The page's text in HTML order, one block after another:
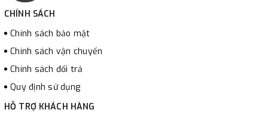
CHÍNH SÁCH
Chính sách bảo mật
Chính sách vận chuyển
Chính sách đổi trả
Quy định sử dụng
HỖ TRỢ KHÁCH HÀNG